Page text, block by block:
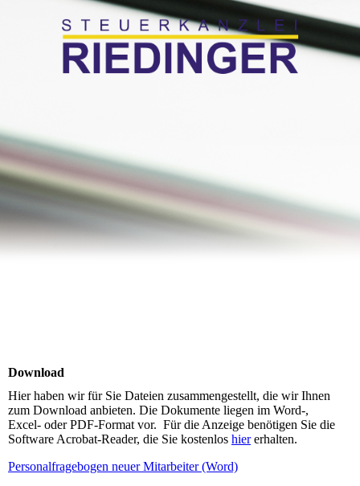
Download
Hier haben wir für Sie Dateien zusammengestellt, die wir Ihnen
zum Download anbieten. Die Dokumente liegen im Word-,
Excel- oder PDF-Format vor. Für die Anzeige benötigen Sie die
Software Acrobat-Reader, die Sie kostenlos hiererhalten.
Personalfragebogen neuer Mitarbeiter (Word)